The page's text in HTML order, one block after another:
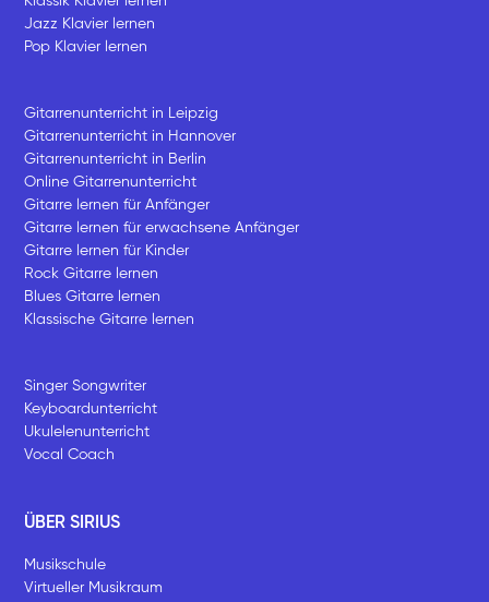
Jazz Klavier lernen
Pop Klavier lernen
Gitarrenunterricht in Leipzig
Gitarrenunterricht in Hannover
Gitarrenunterricht in Berlin
Online Gitarrenunterricht
Gitarre lernen für Anfänger
Gitarre lernen für erwachsene Anfänger
Gitarre lernen für Kinder
Rock Gitarre lernen
Blues Gitarre lernen
Klassische Gitarre lernen
Singer Songwriter
Keyboardunterricht
Ukulelenunterricht
Vocal Coach
ÜBER SIRIUS
Musikschule
Virtueller Musikraum